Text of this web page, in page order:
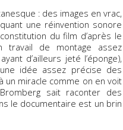
: des images en vrac,
une réinvention sonore
du film d’après le
travail de montage assez
d’ailleurs jeté l’éponge),
idée assez précise des
un miracle comme on en voit
sait raconter des
le documentaire est un brin